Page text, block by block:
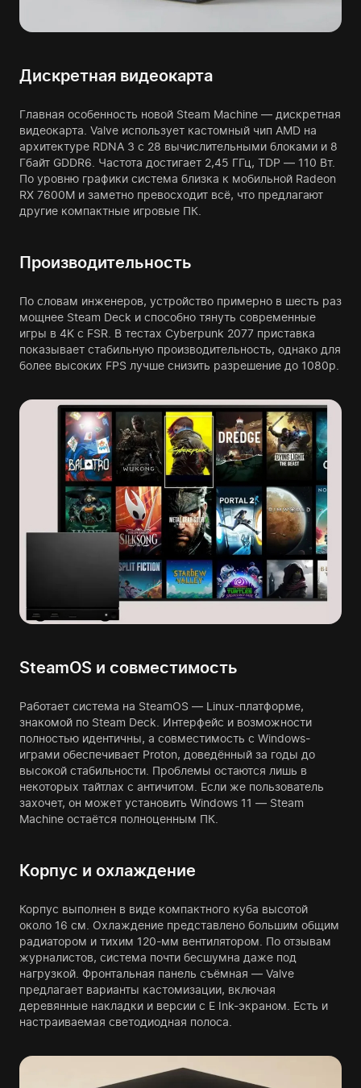
Дискретная видеокарта
Главная особенность новой Steam Machine — дискретная
видеокарта. Valve использует кастомный чип AMD на
архитектуре RDNA 3 с 28 вычислительными блоками и 8
Гбайт GDDR6. Частота достигает 2,45 ГГц, TDP — 110 Вт.
По уровню графики система близка к мобильной Radeon
RX 7600M и заметно превосходит всё, что предлагают
другие компактные игровые ПК.
Производительность
По словам инженеров, устройство примерно в шесть раз
мощнее Steam Deck и способно тянуть современные
игры в 4K с FSR. В тестах Cyberpunk 2077 приставка
показывает стабильную производительность, однако для
более высоких FPS лучше снизить разрешение до 1080p.
SteamOS и совместимость
Работает система на SteamOS — Linux-платформе,
знакомой по Steam Deck. Интерфейс и возможности
полностью идентичны, а совместимость с Windows-
играми обеспечивает Proton, доведённый за годы до
высокой стабильности. Проблемы остаются лишь в
некоторых тайтлах с античитом. Если же пользователь
захочет, он может установить Windows 11 — Steam
Machine остаётся полноценным ПК.
Корпус и охлаждение
Корпус выполнен в виде компактного куба высотой
около 16 см. Охлаждение представлено большим общим
радиатором и тихим 120-мм вентилятором. По отзывам
журналистов, система почти бесшумна даже под
нагрузкой. Фронтальная панель съёмная — Valve
предлагает варианты кастомизации, включая
деревянные накладки и версии с E Ink-экраном. Есть и
настраиваемая светодиодная полоса.